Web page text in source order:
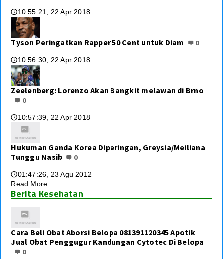
🕔10:55:21, 22 Apr 2018
Tyson Peringatkan Rapper 50 Cent untuk Diam 0
🕔10:56:30, 22 Apr 2018
Zeelenberg: Lorenzo Akan Bangkit melawan di Brno
0
🕔10:57:39, 22 Apr 2018
Hukuman Ganda Korea Diperingan, Greysia/Meiliana
Tunggu Nasib
0
🕔01:47:26, 23 Agu 2012
Read More
Berita Kesehatan
Cara Beli Obat Aborsi Belopa 081391120345 Apotik
Jual Obat Penggugur Kandungan Cytotec Di Belopa
0